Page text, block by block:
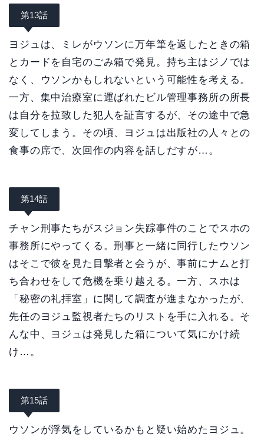
第13話
ヨジュは、ミレがウソンに万年筆を返したときの箱
とカードを自宅のごみ箱で発見。持ち主はジノでは
なく、ウソンかもしれないという可能性を考える。
一方、集中治療室に運ばれたビル管理事務所の所長
は自分を拉致した犯人を証言するが、その途中で急
変してしまう。その頃、ヨジュは出版社の人々との
食事の席で、次回作の内容を話しだすが…。
第14話
チャン刑事たちがスジョン失踪事件のことでスホの
事務所にやってくる。刑事と一緒に同行したウソン
はそこで彼を見た目撃者と会うが、事前にナムと打
ち合わせをして危機を乗り越える。一方、スホは
「秘密の礼拝室」に関して調査が進まなかったが、
先任のヨジュ監視者たちのリストを手に入れる。そ
んな中、ヨジュは発見した箱について気にかけ続
け…。
第15話
ウソンが浮気をしているかもと疑い始めたヨジュ。